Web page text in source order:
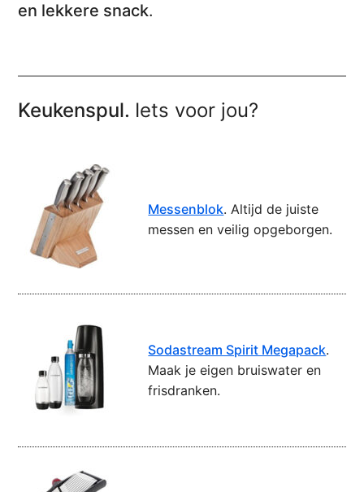
en lekkere snack.
Keukenspul. Iets voor jou?
Messenblok. Altijd de juiste
messen en veilig opgeborgen.
Sodastream Spirit Megapack.
Maak je eigen bruiswater en
frisdranken.